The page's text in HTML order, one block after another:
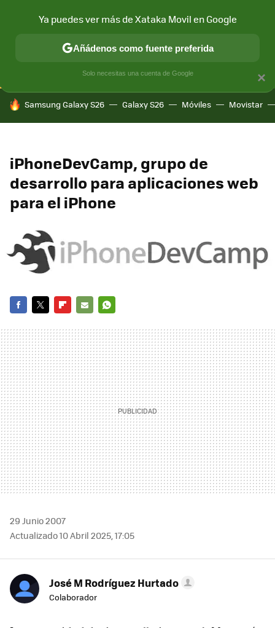
CONECTIVIDAD MÓVIL Y SOCIEDAD APLICACIONES
HOY SE HABLA DE
Samsung Galaxy S26 Galaxy S26 Móviles Movistar
iPhoneDevCamp, grupo de
desarrollo para aplicaciones web
para el iPhone
MAIL
29 Junio 2007
Actualizado 10 Abril 2025, 17:05
José M Rodríguez Hurtado
Colaborador
×
Ya puedes ver más de Xataka Movil en Google
Añádenos como fuente preferida
Solo necesitas una cuenta de Google